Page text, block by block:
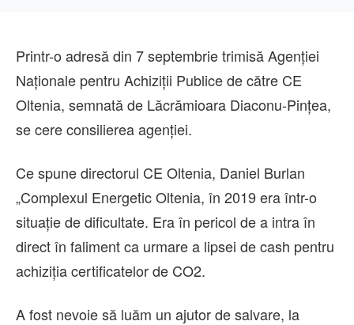
Printr-o adresă din 7 septembrie trimisă Agenției
Naționale pentru Achiziții Publice de către CE
Oltenia, semnată de Lăcrămioara Diaconu-Pințea,
se cere consilierea agenției.
Ce spune directorul CE Oltenia, Daniel Burlan
„Complexul Energetic Oltenia, în 2019 era într-o
situație de dificultate. Era în pericol de a intra în
direct în faliment ca urmare a lipsei de cash pentru
achiziția certificatelor de CO2.
A fost nevoie să luăm un ajutor de salvare, la